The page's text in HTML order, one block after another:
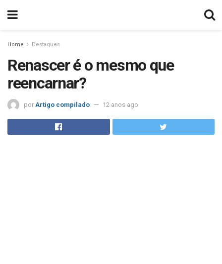
Home Destaques
Renascer é o mesmo que
reencarnar?
por Artigo compilado 12 anos ago